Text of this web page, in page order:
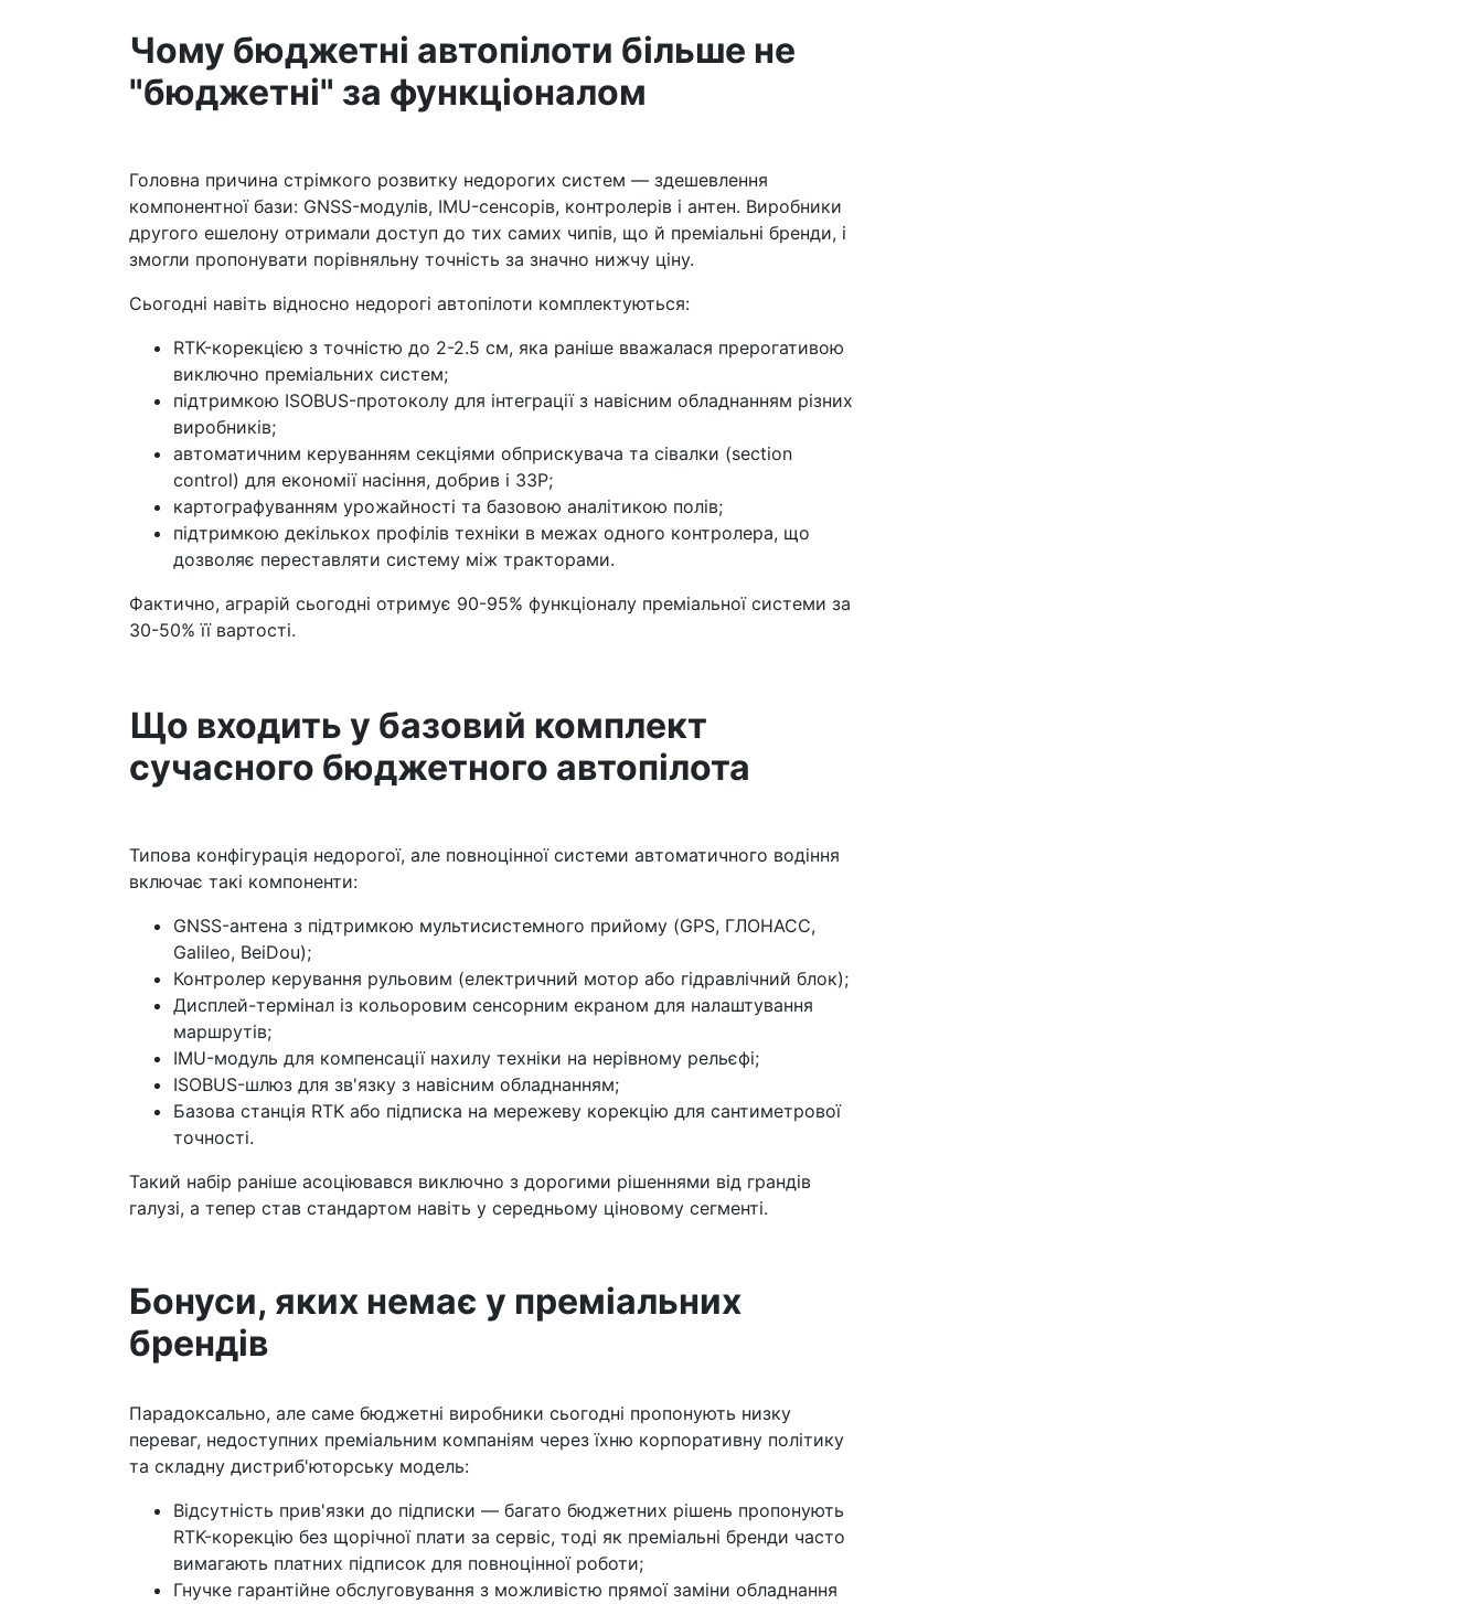
Чому бюджетні автопілоти більше не
"бюджетні" за функціоналом
Головна причина стрімкого розвитку недорогих систем — здешевлення
компонентної бази: GNSS-модулів, IMU-сенсорів, контролерів і антен. Виробники
другого ешелону отримали доступ до тих самих чипів, що й преміальні бренди, і
змогли пропонувати порівняльну точність за значно нижчу ціну.
Сьогодні навіть відносно недорогі автопілоти комплектуються:
RTK-корекцією з точністю до 2-2.5 см, яка раніше вважалася прерогативою
виключно преміальних систем;
підтримкою ISOBUS-протоколу для інтеграції з навісним обладнанням різних
виробників;
автоматичним керуванням секціями обприскувача та сівалки (section
control) для економії насіння, добрив і ЗЗР;
картографуванням урожайності та базовою аналітикою полів;
підтримкою декількох профілів техніки в межах одного контролера, що
дозволяє переставляти систему між тракторами.
Фактично, аграрій сьогодні отримує 90-95% функціоналу преміальної системи за
30-50% її вартості.
Що входить у базовий комплект
сучасного бюджетного автопілота
Типова конфігурація недорогої, але повноцінної системи автоматичного водіння
включає такі компоненти:
GNSS-антена з підтримкою мультисистемного прийому (GPS, ГЛОНАСС,
Galileo, BeiDou);
Контролер керування рульовим (електричний мотор або гідравлічний блок);
Дисплей-термінал із кольоровим сенсорним екраном для налаштування
маршрутів;
IMU-модуль для компенсації нахилу техніки на нерівному рельєфі;
ISOBUS-шлюз для зв'язку з навісним обладнанням;
Базова станція RTK або підписка на мережеву корекцію для сантиметрової
точності.
Такий набір раніше асоціювався виключно з дорогими рішеннями від грандів
галузі, а тепер став стандартом навіть у середньому ціновому сегменті.
Бонуси, яких немає у преміальних
брендів
Парадоксально, але саме бюджетні виробники сьогодні пропонують низку
переваг, недоступних преміальним компаніям через їхню корпоративну політику
та складну дистриб'юторську модель:
Відсутність прив'язки до підписки — багато бюджетних рішень пропонують
RTK-корекцію без щорічної плати за сервіс, тоді як преміальні бренди часто
вимагають платних підписок для повноцінної роботи;
Гнучке гарантійне обслуговування з можливістю прямої заміни обладнання